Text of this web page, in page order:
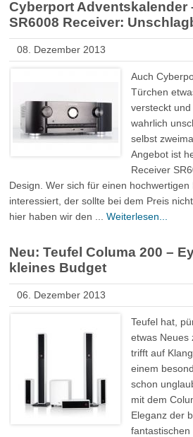
Cyberport Adventskalender
SR6008 Receiver:
08. Dezember 2013
Auch
Türchen
versteckt
wahrlich
selbst
Angebot ist
Receiver
Design. Wer sich für einen
interessiert, der sollte bei dem Preis
hier haben wir den ...Weiterlesen...
Neu: Teufel Columa 200 –
kleines Budget
06. Dezember 2013
Teufel hat,
etwas Neues
trifft auf
einem
schon
mit dem
Eleganz der